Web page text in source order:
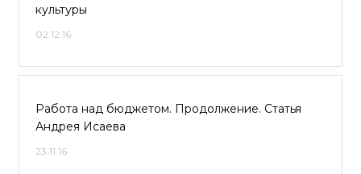
культуры
02.12.16
Работа над бюджетом. Продолжение. Статья
Андрея Исаева
23.11.16